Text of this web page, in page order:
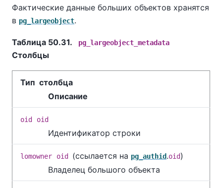
Фактические данные больших объектов хранятся
в pg_largeobject.
Таблица 50.31. pg_largeobject_metadata
Столбцы
Тип столбца
Описание
oid oid
Идентификатор строки
lomowner oid (ссылается на pg_authid.oid)
Владелец большого объекта